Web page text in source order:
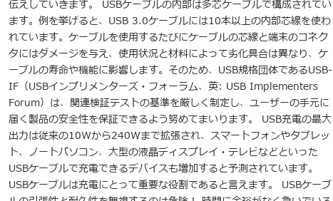
伝えしていきます。 USBケーブルの内部は多芯ケーブルで構成されてい
ます。例を挙げると、USB 3.0ケーブルには10本以上の内部芯線を使わ
れています。ケーブルを使用するたびにケーブルの芯線と端末のコネク
タにはダメージを与え、使用状況と材料によって劣化具合は異なり、ケ
ーブルの寿命や機能に影響します。そのため、USB規格団体であるUSB-
IF（USBインプリメンターズ・フォーラム、英: USB Implementers
Forum）は、関連検証テストの基準を厳しく制定し、ユーザーの手元に
届く製品の安全性を保証できるよう努めてまいります。 USB充電の最大
出力は従来の10Wから240Wまで拡張され、スマートフォンやタブレッ
ト、ノートパソコン、大型の液晶ディスプレイ・テレビなどといった
USBケーブルで充電できるデバイスも増加すると予測されています。
USBケーブルは充電にとって重要な役割であると言えます。 USBケーブ